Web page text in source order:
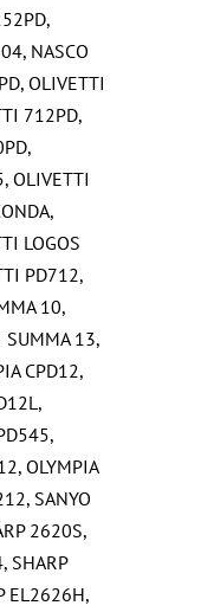
,
, NASCO
,OLIVETTI
712PD,
,
,OLIVETTI
,
LOGOS
PD712,
10,
SUMMA 13,
CPD12,
,
,
,OLYMPIA
, SANYO
2620S,
, SHARP
EL2626H,